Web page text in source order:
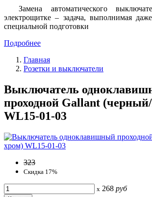
Замена автоматического
электрощитке – задача, выполнимая
специальной подготовки
Подробнее
Главная
Розетки и выключатели
Выключатель
проходной Gallant
WL15-01-03
323
Скидка 17%
x 268 руб